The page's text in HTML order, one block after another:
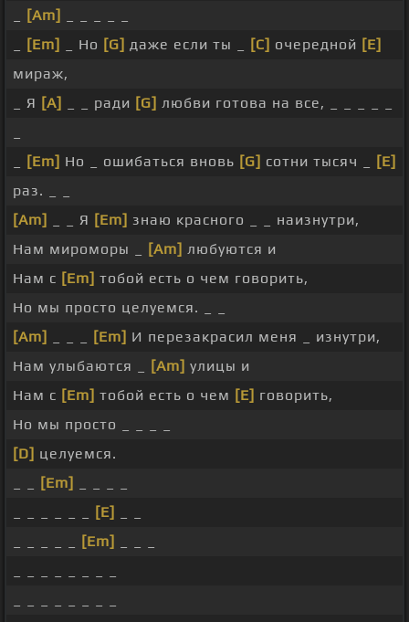
[Am]
[Em] _ Но [G] даже если ты _ [C] очередной [E]
мираж,
_ Я [A] _ _ ради [G] любви готова на все, _ _ _ _ _
[Em] Но _ ошибаться вновь [G] сотни тысяч _
[E]
раз. _ _
[Am]
_ _ Я [Em] знаю красного _ _ наизнутри,
Нам мироморы _
[Am] любуются и
Нам с [Em] тобой есть о чем говорить,
Но мы просто целуемся. _ _
[Am]
[Em] И перезакрасил меня _ изнутри,
Нам улыбаются _
[Am] улицы и
Нам с [Em] тобой есть о чем [E] говорить,
Но мы просто _ _ _ _
[D] целуемся.
[Em]
[E]
[Em]